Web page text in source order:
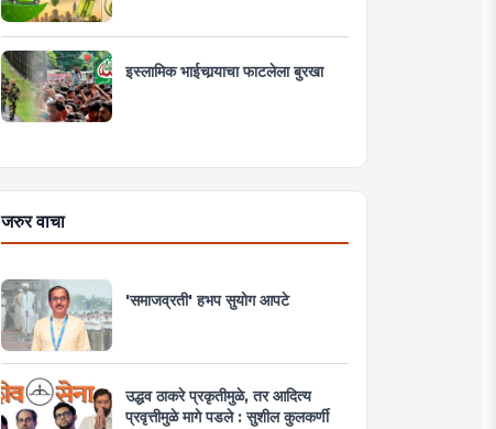
इस्लामिक भाईचार्‍याचा फाटलेला बुरखा
जरुर वाचा
'समाजव्रती' हभप सुयोग आपटे
उद्धव ठाकरे प्रकृतीमुळे, तर आदित्य
प्रवृत्तीमुळे मागे पडले : सुशील कुलकर्णी